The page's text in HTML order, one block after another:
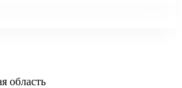
область